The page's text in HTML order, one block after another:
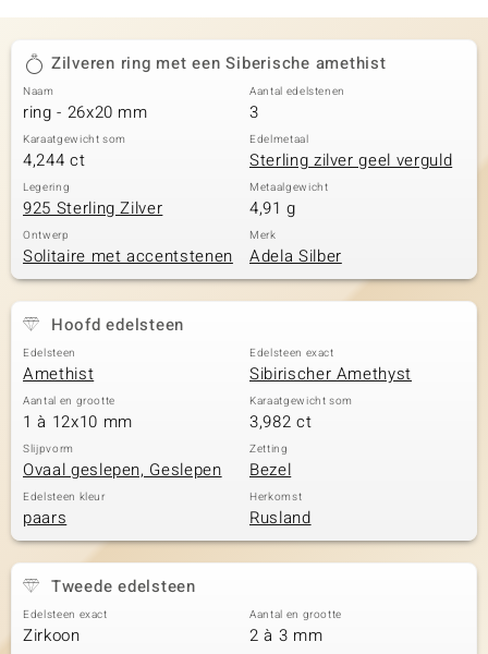
Zilveren ring met een Siberische amethist
Naam
ring - 26x20 mm
Aantal edelstenen
3
Karaatgewicht som
4,244 ct
Edelmetaal
Sterling zilver geel verguld
Legering
925 Sterling Zilver
Metaalgewicht
4,91 g
Ontwerp
Solitaire met accentstenen
Merk
Adela Silber
Hoofd edelsteen
Edelsteen
Amethist
Edelsteen exact
Sibirischer Amethyst
Aantal en grootte
1 à 12x10 mm
Karaatgewicht som
3,982 ct
Slijpvorm
Ovaal geslepen, Geslepen
Zetting
Bezel
Edelsteen kleur
paars
Herkomst
Rusland
Tweede edelsteen
Edelsteen exact
Zirkoon
Aantal en grootte
2 à 3 mm